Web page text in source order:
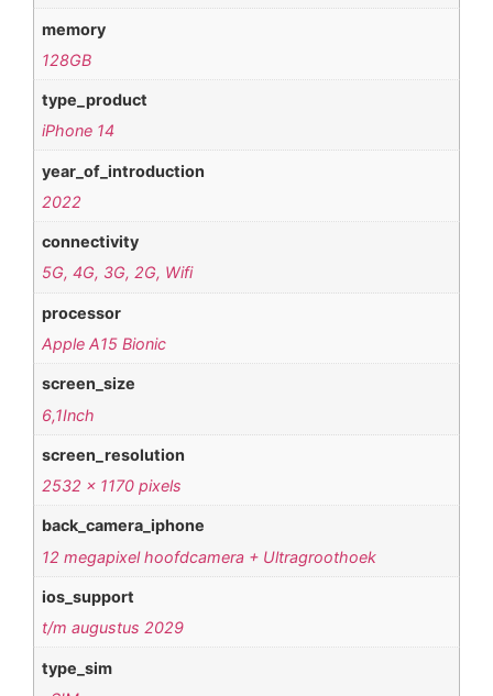
memory
128GB
type_product
iPhone 14
year_of_introduction
2022
connectivity
5G, 4G, 3G, 2G, Wifi
processor
Apple A15 Bionic
screen_size
6,1Inch
screen_resolution
2532 x 1170 pixels
back_camera_iphone
12 megapixel hoofdcamera + Ultragroothoek
ios_support
t/m augustus 2029
type_sim